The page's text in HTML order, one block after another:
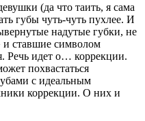
(да что таить, я сама
губы чуть-чуть пухлее. И
надутые губки, не
ставшие символом
Речь идет о… коррекции.
похвастаться
с идеальным
коррекции. О них и